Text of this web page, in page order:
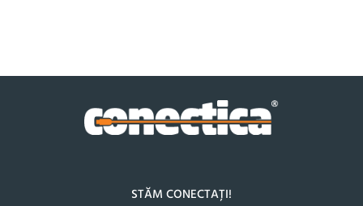
STĂM CONECTAȚI!